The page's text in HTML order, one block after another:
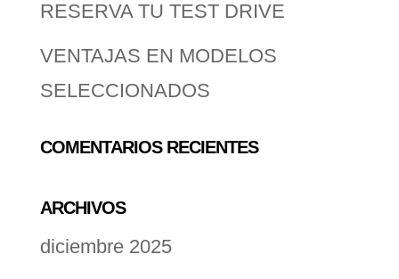
RESERVA TU TEST DRIVE
VENTAJAS EN MODELOS
SELECCIONADOS
COMENTARIOS RECIENTES
ARCHIVOS
diciembre 2025